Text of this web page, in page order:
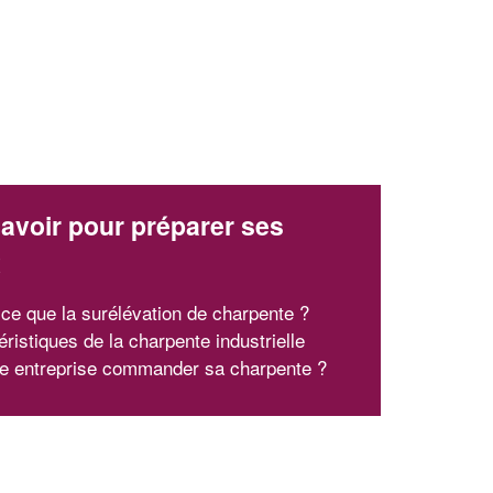
pour préparer ses
que la surélévation de charpente ?
de la charpente industrielle
entreprise commander sa charpente ?